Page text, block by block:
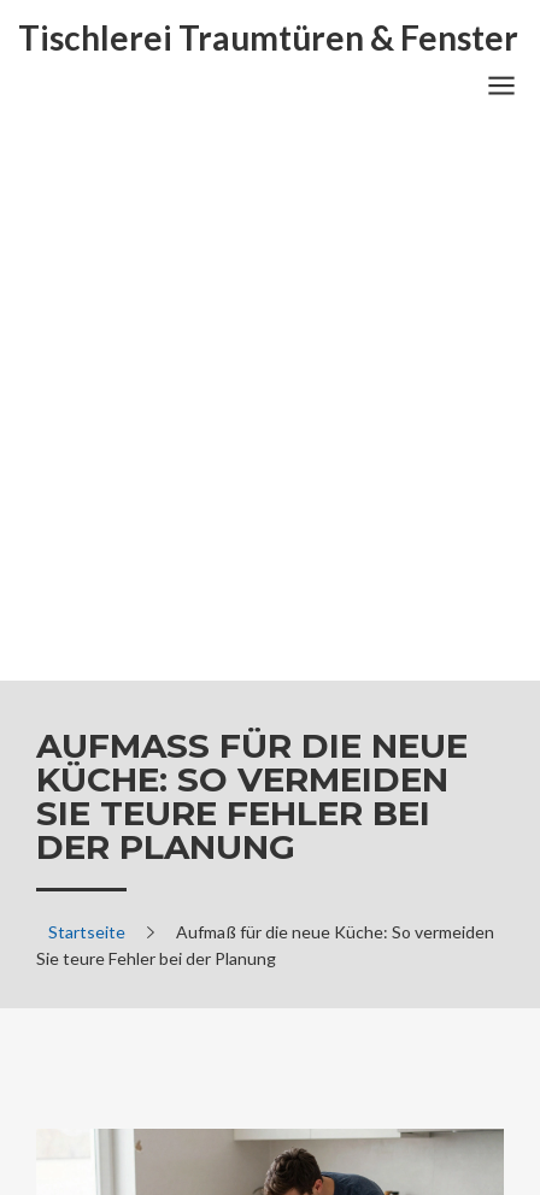
Tischlerei Traumtüren & Fenster
AUFMASS FÜR DIE NEUE K
ÜCHE: SO VERMEIDEN S
IE TEURE FEHLER BEI D
ER PLANUNG
Startseite
Aufmaß für die neue Küche: So vermeiden
Sie teure Fehler bei der Planung